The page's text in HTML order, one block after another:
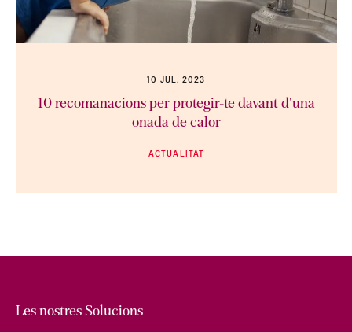
10 JUL. 2023
10 recomanacions per protegir-te davant d'una
onada de calor
ACTUALITAT
Les nostres Solucions